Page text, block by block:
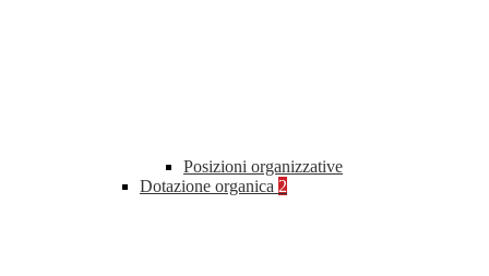
Posizioni organizzative
Dotazione organica 2